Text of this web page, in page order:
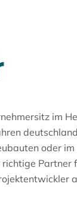
im
oder
Partner